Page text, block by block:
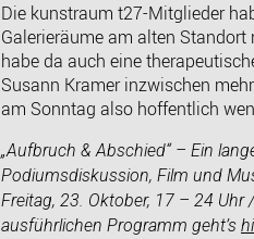
Die kunstraum t27-Mitglieder
Galerieräume am alten
habe da auch eine
Susann Kramer inzwischen
am Sonntag also hoffentlich
„Aufbruch & Abschied“ – Ein
Podiumsdiskussion, Film und
Freitag, 23. Oktober, 17 – 24
ausführlichen Programm geht’s